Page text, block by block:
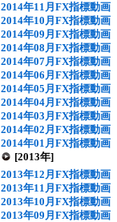
2014年11月FX指標動画
2014年10月FX指標動画
2014年09月FX指標動画
2014年08月FX指標動画
2014年07月FX指標動画
2014年06月FX指標動画
2014年05月FX指標動画
2014年04月FX指標動画
2014年03月FX指標動画
2014年02月FX指標動画
2014年01月FX指標動画
[2013年]
2013年12月FX指標動画
2013年11月FX指標動画
2013年10月FX指標動画
2013年09月FX指標動画